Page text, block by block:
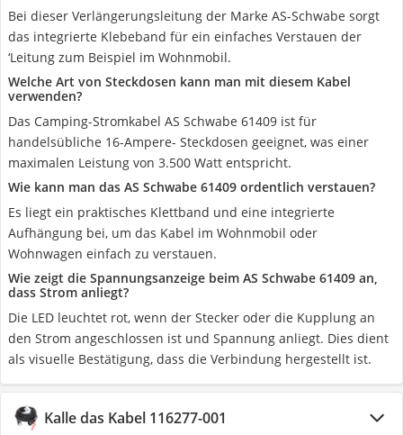
Bei dieser Verlängerungsleitung der Marke AS-Schwabe sorgt
das integrierte Klebeband für ein einfaches Verstauen der
‘Leitung zum Beispiel im Wohnmobil.
Welche Art von Steckdosen kann man mit diesem Kabel
verwenden?
Das Camping-Stromkabel AS Schwabe 61409 ist für
handelsübliche 16-Ampere- Steckdosen geeignet, was einer
maximalen Leistung von 3.500 Watt entspricht.
Wie kann man das AS Schwabe 61409 ordentlich verstauen?
Es liegt ein praktisches Klettband und eine integrierte
Aufhängung bei, um das Kabel im Wohnmobil oder
Wohnwagen einfach zu verstauen.
Wie zeigt die Spannungsanzeige beim AS Schwabe 61409 an,
dass Strom anliegt?
Die LED leuchtet rot, wenn der Stecker oder die Kupplung an
den Strom angeschlossen ist und Spannung anliegt. Dies dient
als visuelle Bestätigung, dass die Verbindung hergestellt ist.
Kalle das Kabel 116277-001